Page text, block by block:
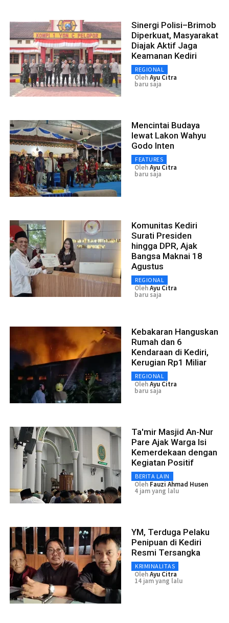
Sinergi Polisi–Brimob
Diperkuat, Masyarakat
Diajak Aktif Jaga
Keamanan Kediri
REGIONAL
OlehAyu Citra
baru saja
Mencintai Budaya
lewat Lakon Wahyu
Godo Inten
FEATURES
OlehAyu Citra
baru saja
Komunitas Kediri
Surati Presiden
hingga DPR, Ajak
Bangsa Maknai 18
Agustus
REGIONAL
OlehAyu Citra
baru saja
Kebakaran Hanguskan
Rumah dan 6
Kendaraan di Kediri,
Kerugian Rp1 Miliar
REGIONAL
OlehAyu Citra
baru saja
Ta'mir Masjid An-Nur
Pare Ajak Warga Isi
Kemerdekaan dengan
Kegiatan Positif
BERITA LAIN
Oleh Fauzi Ahmad Husen
4 jam yang lalu
YM, Terduga Pelaku
Penipuan di Kediri
Resmi Tersangka
KRIMINALITAS
OlehAyu Citra
14 jam yang lalu